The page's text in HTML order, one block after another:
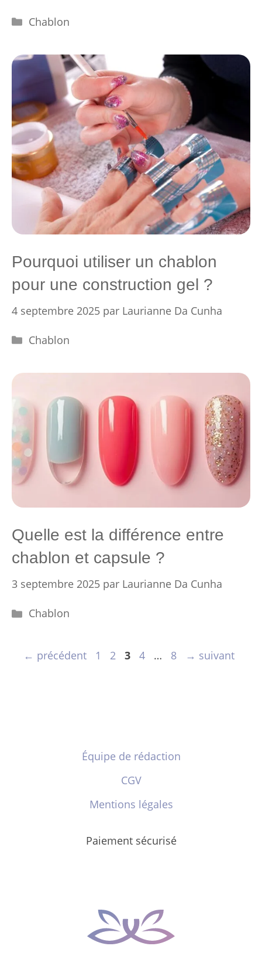
Catégories
Chablon
Pourquoi utiliser un chablon
pour une construction gel ?
4 septembre 2025 par Laurianne Da Cunha
Catégories
Chablon
Quelle est la différence entre
chablon et capsule ?
3 septembre 2025 par Laurianne Da Cunha
Catégories
Chablon
← précédent Page
1 Page
2 Page
3 Page
4 … Page
8 → suivant
Équipe de rédaction
CGV
Mentions légales
Paiement sécurisé